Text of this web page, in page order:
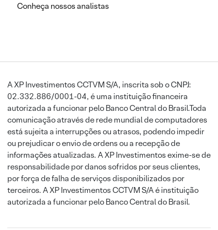
Conheça nossos analistas
A XP Investimentos CCTVM S/A, inscrita sob o CNPJ:
02.332.886/0001-04, é uma instituição financeira
autorizada a funcionar pelo Banco Central do Brasil.Toda
comunicação através de rede mundial de computadores
está sujeita a interrupções ou atrasos, podendo impedir
ou prejudicar o envio de ordens ou a recepção de
informações atualizadas. A XP Investimentos exime-se de
responsabilidade por danos sofridos por seus clientes,
por força de falha de serviços disponibilizados por
terceiros. A XP Investimentos CCTVM S/A é instituição
autorizada a funcionar pelo Banco Central do Brasil.